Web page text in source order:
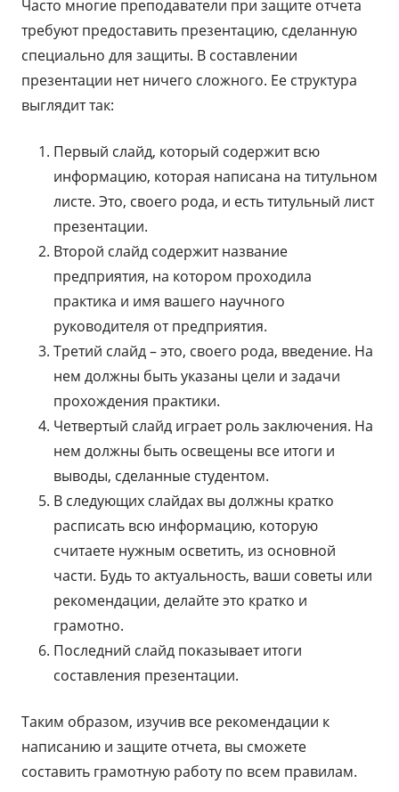
Часто многие преподаватели при защите отчета
требуют предоставить презентацию, сделанную
специально для защиты. В составлении
презентации нет ничего сложного. Ее структура
выглядит так:
Первый слайд, который содержит всю
информацию, которая написана на титульном
листе. Это, своего рода, и есть титульный лист
презентации.
Второй слайд содержит название
предприятия, на котором проходила
практика и имя вашего научного
руководителя от предприятия.
Третий слайд – это, своего рода, введение. На
нем должны быть указаны цели и задачи
прохождения практики.
Четвертый слайд играет роль заключения. На
нем должны быть освещены все итоги и
выводы, сделанные студентом.
В следующих слайдах вы должны кратко
расписать всю информацию, которую
считаете нужным осветить, из основной
части. Будь то актуальность, ваши советы или
рекомендации, делайте это кратко и
грамотно.
Последний слайд показывает итоги
составления презентации.
Таким образом, изучив все рекомендации к
написанию и защите отчета, вы сможете
составить грамотную работу по всем правилам.